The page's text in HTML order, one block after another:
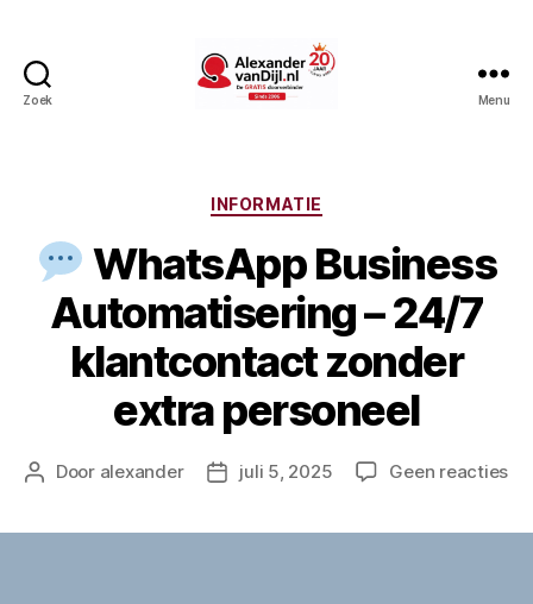
Zoek Menu
Categorieën
INFORMATIE
WhatsApp Business
Automatisering – 24/7
klantcontact zonder
extra personeel
Berichtauteur
Door alexander Berichtdatum
juli 5, 2025 Geen reactiesop